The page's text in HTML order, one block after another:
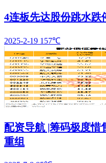
4连板先达股份跳水跌
2025-2-19 157℃
配资导航 |筹码极度惜
重组